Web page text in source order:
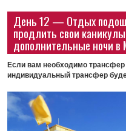
День 12 — Отдых
продлить свои
дополнительные ночи в
Если вам необходимо трансфер
индивидуальный трансфер